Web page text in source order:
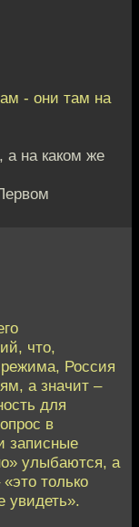
- они там на
а на каком же
что,
Россия
а значит –
для
в
записные
улыбаются, а
только
увидеть».